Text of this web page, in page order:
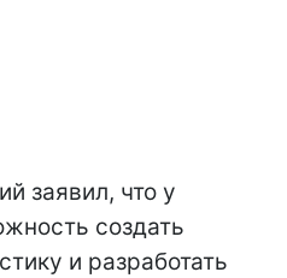
заявил, что у
создать
и разработать